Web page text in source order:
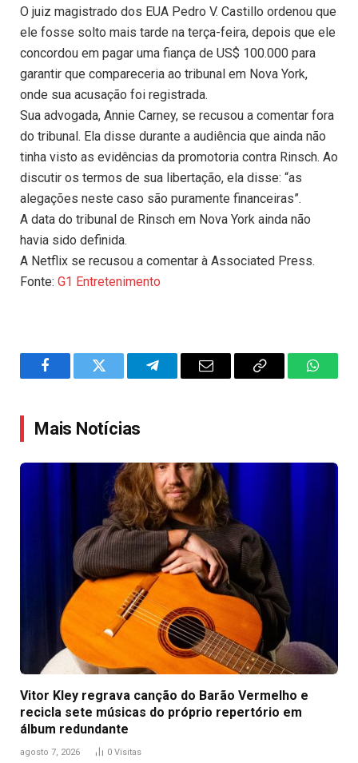
O juiz magistrado dos EUA Pedro V. Castillo ordenou que
ele fosse solto mais tarde na terça-feira, depois que ele
concordou em pagar uma fiança de US$ 100.000 para
garantir que compareceria ao tribunal em Nova York,
onde sua acusação foi registrada.
Sua advogada, Annie Carney, se recusou a comentar fora
do tribunal. Ela disse durante a audiência que ainda não
tinha visto as evidências da promotoria contra Rinsch. Ao
discutir os termos de sua libertação, ela disse: “as
alegações neste caso são puramente financeiras”.
A data do tribunal de Rinsch em Nova York ainda não
havia sido definida.
A Netflix se recusou a comentar à Associated Press.
Fonte: G1 Entretenimento
FacebookTwitter TelegramEmail
Copy
Mais Notícias
Vitor Kley regrava canção do Barão Vermelho e
recicla sete músicas do próprio repertório em
álbum redundante
agosto 7, 2026 0 Visitas